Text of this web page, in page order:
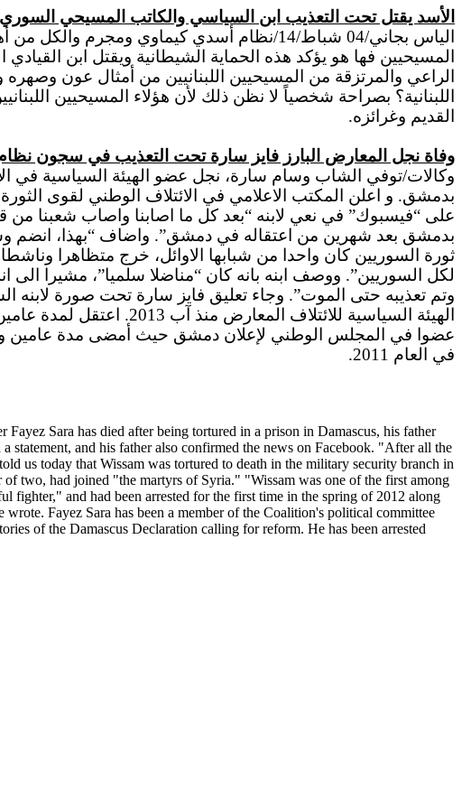
الأسد يقتل تحت التعذيب ابن السياسي والكاتب المسيحي
الياس بجاني/04 شباط/14/نظام أسدي كيماوي ومجرم والكل من أهله بنظره وبمفهومه
المسيحيين فها هو يؤكد هذه الحماية الشيطانية ويقتل ابن
الراعي والمرتزقة من المسيحيين اللبنانيين من أمثال عون وصهره
اللبنانية؟ بصراحة شخصياً لا نظن ذلك لأن هؤلاء المسيحيين
القديم وغرائزه.
وفاة نجل المعارض البارز فايز سارة تحت التعذيب في سجون
وكالات/توفي الشاب وسام سارة، نجل عضو الهيئة السياسية في
بدمشق. و اعلن المكتب الاعلامي في الائتلاف الوطني لقوى
على “فيسبوك” في نعي لابنه “بعد كل ما اصابنا واصاب شعبنا من
بدمشق بعد شهرين من اعتقاله في دمشق”. واضاف “بهذا، انضم
ثورة السوريين كان واحدا من شبابها
الاوائل، خرج متظاهرا
لكل السوريين”. ووصف ابنه بانه كان “مناضلا سلميا”، مشيرا الى
وتم تعذيبه حتى الموت”. وجاء تعليق فايز سارة تحت صورة لابنه
عضوا في المجلس الوطني لإعلان دمشق حيث أمضى مدة عامين
في العام 2011.
Sara has died after being tortured in a prison in Damascus, his father
statement, and his father also confirmed the news on Facebook. "After all the
us today that Wissam was tortured to death in the military security branch in
of two, had joined "the martyrs of Syria." "Wissam was one of the first among
fighter," and had been arrested for the first time in the spring of 2012 along
Fayez Sara has been a member of the Coalition's political committee
of the Damascus Declaration calling for reform. He has been arrested